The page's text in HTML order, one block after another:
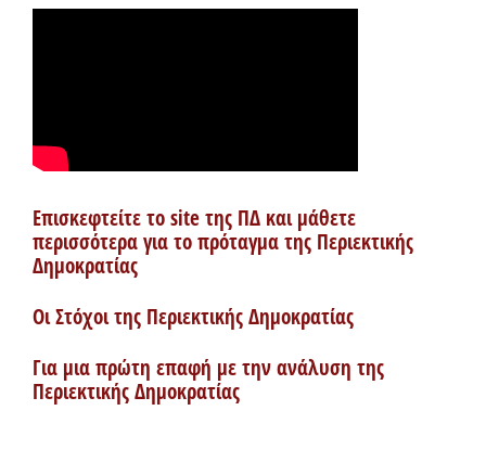
Επισκεφτείτε το site της ΠΔ και μάθετε
περισσότερα για το πρόταγμα της Περιεκτικής
Δημοκρατίας
Οι Στόχοι της Περιεκτικής Δημοκρατίας
Για μια πρώτη επαφή με την ανάλυση της
Περιεκτικής Δημοκρατίας